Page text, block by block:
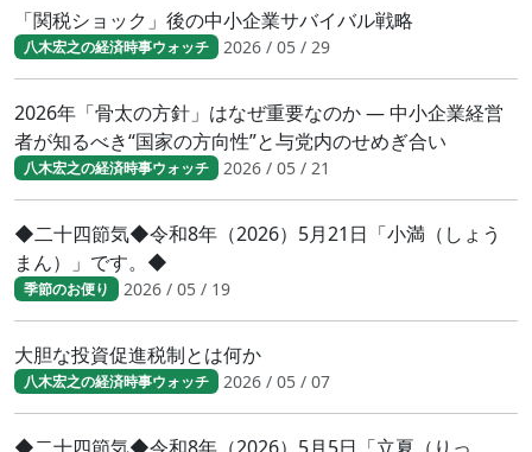
「関税ショック」後の中小企業サバイバル戦略
八木宏之の経済時事ウォッチ 2026 / 05 / 29
2026年「骨太の方針」はなぜ重要なのか ― 中小企業経営
者が知るべき“国家の方向性”と与党内のせめぎ合い
八木宏之の経済時事ウォッチ 2026 / 05 / 21
◆二十四節気◆令和8年（2026）5月21日「小満（しょう
まん）」です。◆
季節のお便り 2026 / 05 / 19
大胆な投資促進税制とは何か
八木宏之の経済時事ウォッチ 2026 / 05 / 07